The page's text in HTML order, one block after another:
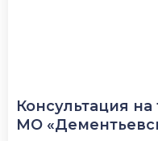
Консультация
МО